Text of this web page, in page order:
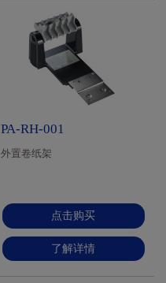
PA-RH-001
外置卷纸架
点击购买
了解详情